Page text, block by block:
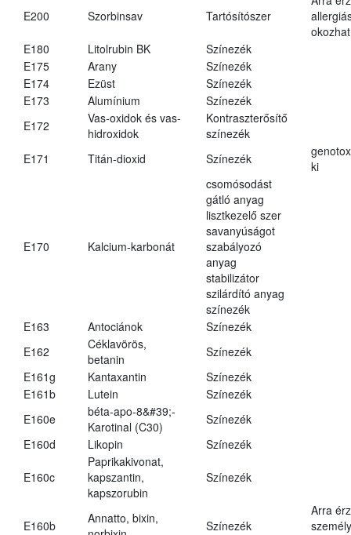
E200 Szorbinsav Tartósítószer
E180
Litolrubin BK
Színezék
E175
Arany
Színezék
E174
Ezüst
Színezék
E173
Alumínium
Színezék
E172
Vas-oxidok és vas-
hidroxidok
Kontraszterősítő
színezék
E171
Titán-dioxid Színezék
ki
E170 Kalcium-karbonát
csomósodást
gátló anyag
lisztkezelő szer
savanyúságot
szabályozó
anyag
stabilizátor
szilárdító anyag
színezék
E163
Antociánok
Színezék
E162
Céklavörös,
betanin
Színezék
E161g
Kantaxantin
Színezék
E161b
Lutein
Színezék
E160e
béta-apo-8&#39;-
Karotinal (C30)
Színezék
E160d
Likopin Színezék
E160c
Paprikakivonat,
kapszantin,
kapszorubin
Színezék
E160b
Annatto, bixin,
Színezék
Arra